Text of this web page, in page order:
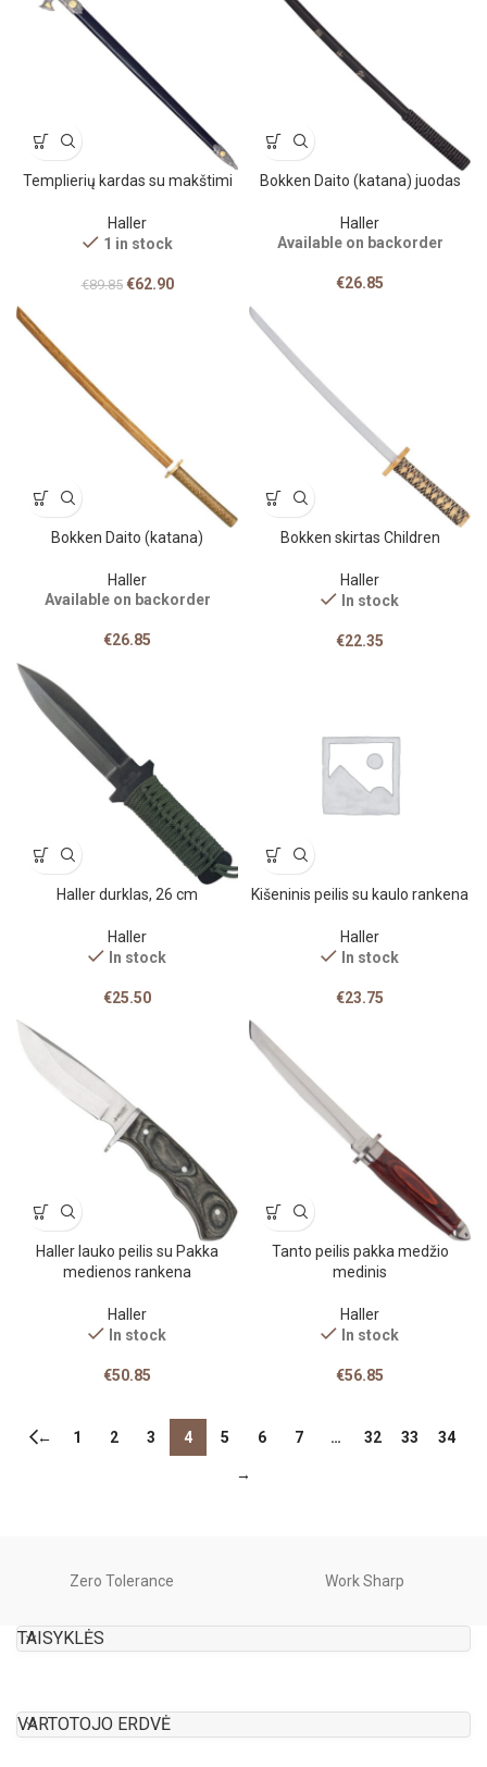
Templierių kardas su makštimi
Haller
1 in stock
€89.85 €62.90
Bokken Daito (katana) juodas
Haller
Available on backorder
€26.85
Bokken Daito (katana)
Haller
Available on backorder
€26.85
Bokken skirtas Children
Haller
In stock
€22.35
Haller durklas, 26 cm
Haller
In stock
€25.50
Kišeninis peilis su kaulo rankena
Haller
In stock
€23.75
Haller lauko peilis su Pakka
medienos rankena
Haller
In stock
€50.85
Tanto peilis pakka medžio
medinis
Haller
In stock
€56.85
← 1 2 3 4 5 6 7 … 32 33 34
→
Zero Tolerance Work Sharp
TAISYKLĖS
VARTOTOJO ERDVĖ